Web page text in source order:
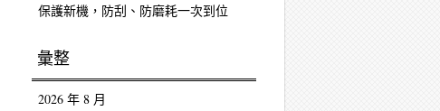
保護新機，防刮、防磨耗一次到位
彙整
2026 年 8 月